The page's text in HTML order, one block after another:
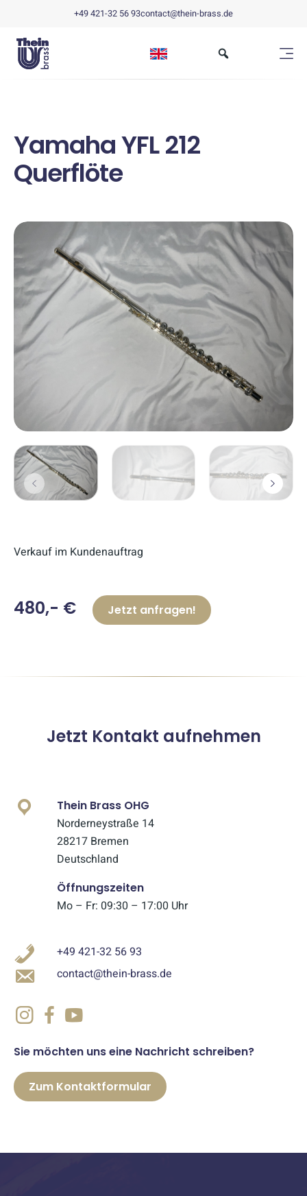
+49 421-32 56 93contact@thein-brass.de
Yamaha YFL 212
Querflöte
Verkauf im Kundenauftrag
480,- € Jetzt anfragen!
Jetzt Kontakt aufnehmen
Thein Brass OHG
Norderneystraße 14
28217 Bremen
Deutschland
Öffnungszeiten
Mo – Fr: 09:30 – 17:00 Uhr
+49 421-32 56 93
contact@thein-brass.de
Sie möchten uns eine Nachricht schreiben?
Zum Kontaktformular